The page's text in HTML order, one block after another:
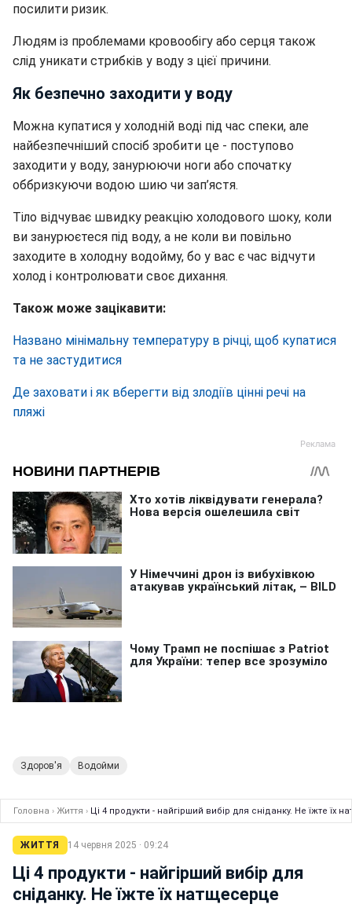
посилити ризик.
Людям із проблемами кровообігу або серця також
слід уникати стрибків у воду з цієї причини.
Як безпечно заходити у воду
Можна купатися у холодній воді під час спеки, але
найбезпечніший спосіб зробити це - поступово
заходити у воду, занурюючи ноги або спочатку
оббризкуючи водою шию чи зап’ястя.
Тіло відчуває швидку реакцію холодового шоку, коли
ви занурюєтеся під воду, а не коли ви повільно
заходите в холодну водойму, бо у вас є час відчути
холод і контролювати своє дихання.
Також може зацікавити:
Названо мінімальну температуру в річці, щоб купатися
та не застудитися
Де заховати і як вберегти від злодіїв цінні речі на
пляжі
Здоров'я Водойми
Головна › Життя › Ці 4 продукти - найгірший вибір для сніданку. Не їжте їх
ЖИТТЯ 14 червня 2025 · 09:24
Ці 4 продукти - найгірший вибір для
сніданку. Не їжте їх натщесерце